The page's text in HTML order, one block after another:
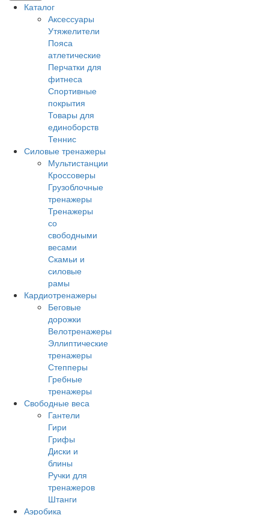
Каталог
Аксессуары
Утяжелители
Пояса
атлетические
Перчатки для
фитнеса
Спортивные
покрытия
Товары для
единоборств
Теннис
Силовые тренажеры
Мультистанции
Кроссоверы
Грузоблочные
тренажеры
Тренажеры
со
свободными
весами
Скамьи и
силовые
рамы
Кардиотренажеры
Беговые
дорожки
Велотренажеры
Эллиптические
тренажеры
Степперы
Гребные
тренажеры
Свободные веса
Гантели
Гири
Грифы
Диски и
блины
Ручки для
тренажеров
Штанги
Аэробика